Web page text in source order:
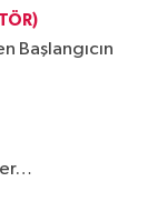
Başlangıcın